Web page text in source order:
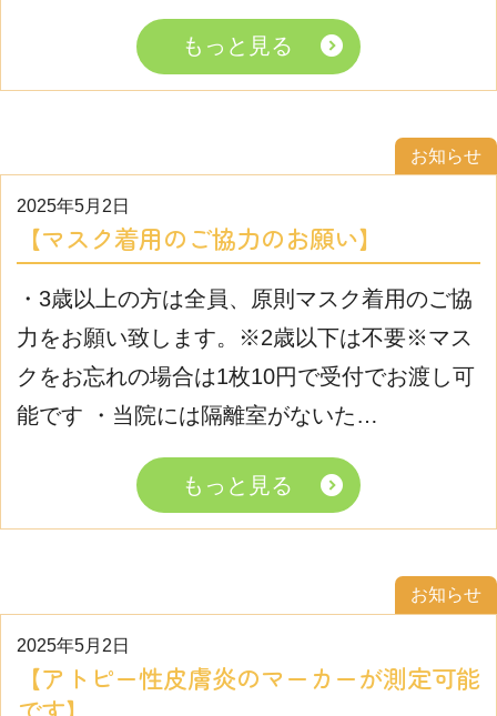
もっと見る
お知らせ
2025年5月2日
【マスク着用のご協力のお願い】
・3歳以上の方は全員、原則マスク着用のご協
力をお願い致します。※2歳以下は不要※マス
クをお忘れの場合は1枚10円で受付でお渡し可
能です ・当院には隔離室がないた…
もっと見る
お知らせ
2025年5月2日
【アトピー性皮膚炎のマーカーが測定可能